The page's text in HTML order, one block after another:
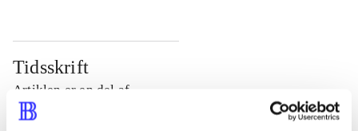
Tidsskrift
Artiklen er en del af